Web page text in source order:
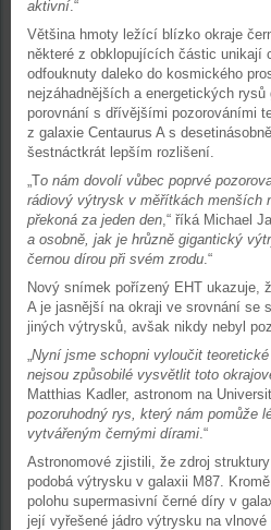
aktivní.“
Většina hmoty ležící blízko okraje
některé z obklopujících částic unikají
odfouknuty daleko do kosmického
nejzáhadnějších a energetických
porovnání s dřívějšími pozorováními
z galaxie Centaurus A s
šestnáctkrát lepším rozlišení.
„To nám dovolí vůbec poprvé
rádiový výtrysk v měřítkách menších
překoná za jeden den,“ říká Michael
a osobně, jak je hrůzně gigantický
černou dírou při svém zrodu.“
Nový snímek pořízený EHT ukazuje,
A je jasnější na okraji ve srovnání se
jiných výtrysků, avšak nikdy nebyl
„Nyní jsme schopni vyloučit
nejsou způsobilé vysvětlit toto
Matthias Kadler, astronom na
pozoruhodný rys, který nám pomůže
vytvářeným černými dírami.“
Astronomové zjistili, že zdroj
podobá výtrysku v galaxii M87.
polohu supermasivní černé díry v
její vyřešené jádro výtrysku na